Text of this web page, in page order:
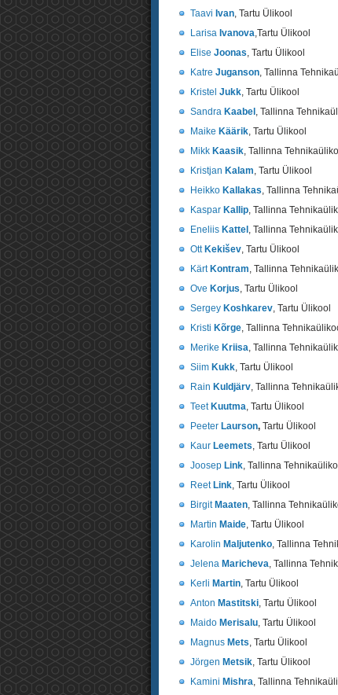
Taavi Ivan, Tartu Ülikool
Larisa Ivanova,Tartu Ülikool
Elise Joonas, Tartu Ülikool
Katre Juganson, Tallinna
Kristel Jukk, Tartu Ülikool
Sandra Kaabel , Tallinna
Maike Käärik, Tartu Ülikool
Mikk Kaasik, Tallinna
Kristjan Kalam, Tartu Ülikool
Heikko Kallakas, Tallinna
Kaspar Kallip, Tallinna
Eneliis Kattel , Tallinna
Ott Kekišev, Tartu Ülikool
Kärt Kontram, Tallinna
Ove Korjus, Tartu Ülikool
Sergey Koshkarev, Tartu Ülikool
Kristi Kõrge, Tallinna
Merike Kriisa, Tallinna
Siim Kukk, Tartu Ülikool
Rain Kuldjärv, Tallinna
Teet Kuutma, Tartu Ülikool
Peeter Laurson, Tartu Ülikool
Kaur Leemets, Tartu Ülikool
Joosep Link, Tallinna
Reet Link, Tartu Ülikool
Birgit Maaten, Tallinna
Martin Maide, Tartu Ülikool
Karolin Maljutenko, Tallinna
Jelena Maricheva, Tallinna
Kerli Martin, Tartu Ülikool
Anton Mastitski, Tartu Ülikool
Maido Merisalu, Tartu Ülikool
Magnus Mets, Tartu Ülikool
Jörgen Metsik, Tartu Ülikool
Kamini Mishra, Tallinna